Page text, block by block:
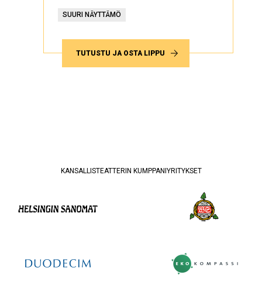
SUURI NÄYTTÄMÖ
TUTUSTU JA OSTA LIPPU
KANSALLISTEATTERIN KUMPPANIYRITYKSET